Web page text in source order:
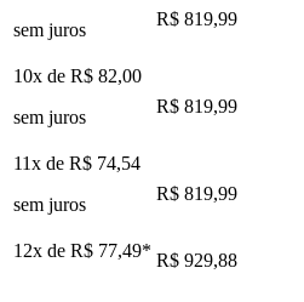
sem juros
R$ 819,99
10x de R$ 82,00
sem juros
R$ 819,99
11x de R$ 74,54
sem juros
R$ 819,99
12x de R$ 77,49* R$ 929,88